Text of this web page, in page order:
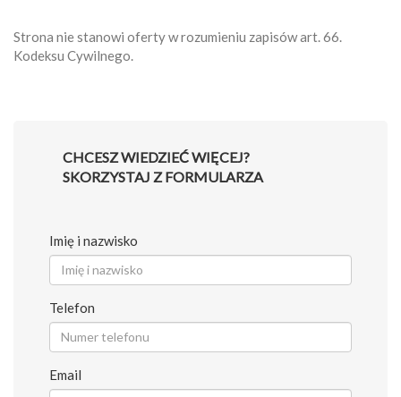
Strona nie stanowi oferty w rozumieniu zapisów art. 66.
Kodeksu Cywilnego.
CHCESZ WIEDZIEĆ WIĘCEJ?
SKORZYSTAJ Z FORMULARZA
Imię i nazwisko
Telefon
Email